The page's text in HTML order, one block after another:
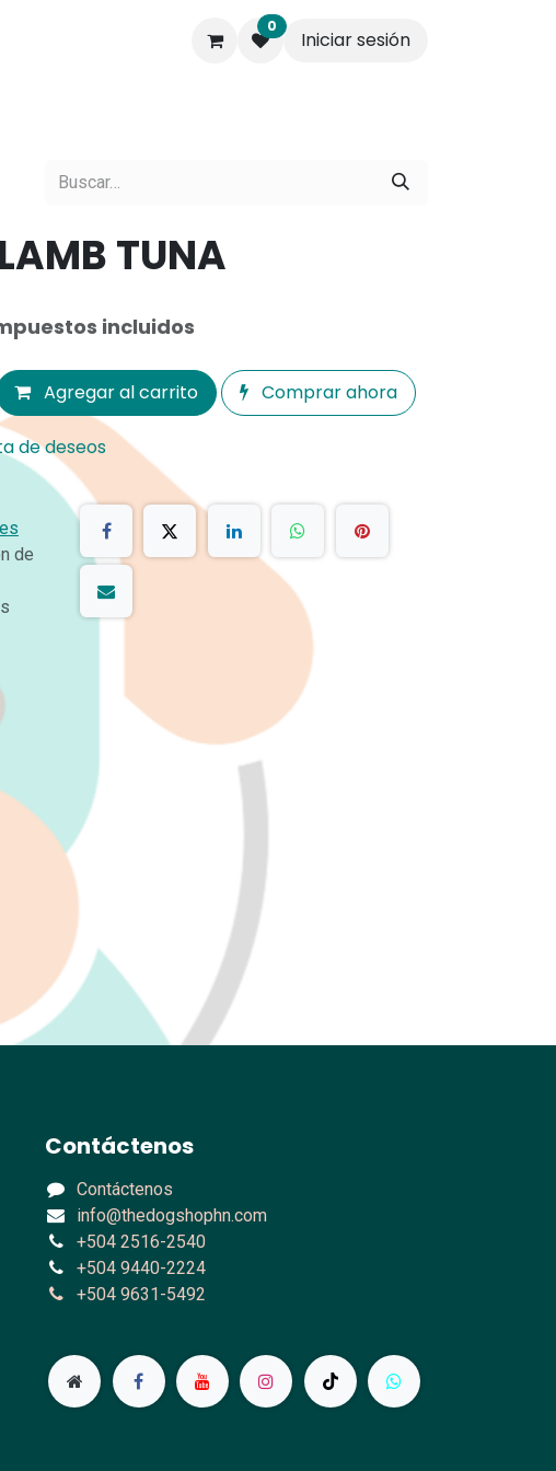
0
Iniciar sesión
TUNA
incluidos
Agregar al carrito Comprar ahora
de deseos
de
Contáctenos
Contáctenos
info@thedogshophn.com
+504 2516-2540
+504 9440-2224
+504 9631-5492